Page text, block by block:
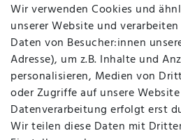
Vertrag widerrufen
MAPALI VOR ORT
Wir verwenden Cookies und
unserer Website und
Daten von Besucher:innen
Adresse), um z.B. Inhalte und
personalisieren, Medien von
oder Zugriffe auf unsere
Datenverarbeitung erfolgt erst
Wir teilen diese Daten mit